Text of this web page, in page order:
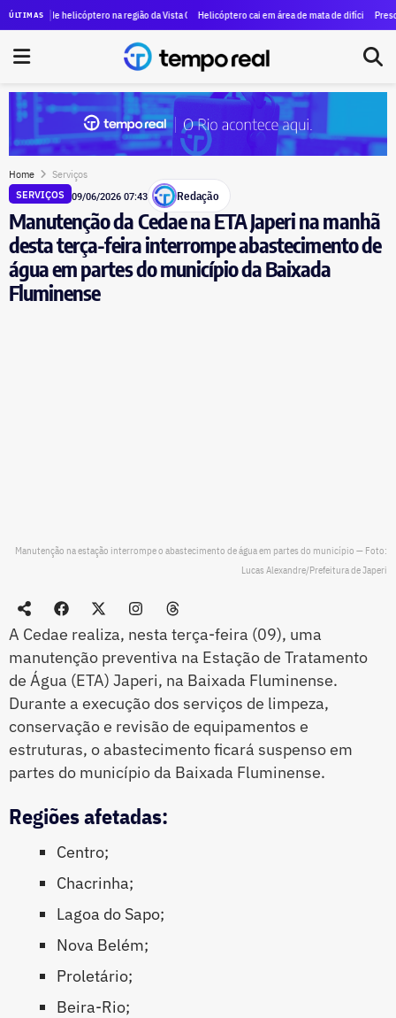
ÚLTIMASde R$ 13 milhões para transporte gratuito a museus e teatros
de helicóptero na região da Vista Chinesa deixa ao menos quatro mortos
Helicóptero cai em área de mata de difícil acesso na Vista
Preso por
Home Serviços
SERVIÇOS 09/06/2026 07:43 Redação
Manutenção da Cedae na ETA Japeri na manhã
desta terça-feira interrompe abastecimento de
água em partes do município da Baixada
Fluminense
Manutenção na estação interrompe o abastecimento de água em partes do município — Foto:
Lucas Alexandre/Prefeitura de Japeri
A Cedae realiza, nesta terça-feira (09), uma
manutenção preventiva na Estação de Tratamento
de Água (ETA) Japeri, na Baixada Fluminense.
Durante a execução dos serviços de limpeza,
conservação e revisão de equipamentos e
estruturas, o abastecimento ficará suspenso em
partes do município da Baixada Fluminense.
Regiões afetadas:
Centro;
Chacrinha;
Lagoa do Sapo;
Nova Belém;
Proletário;
Beira-Rio;